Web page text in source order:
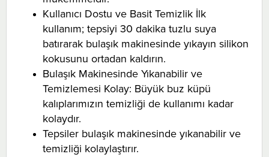
Kullanıcı Dostu ve Basit Temizlik İlk
kullanım; tepsiyi 30 dakika tuzlu suya
batırarak bulaşık makinesinde yıkayın silikon
kokusunu ortadan kaldırın.
Bulaşık Makinesinde Yıkanabilir ve
Temizlemesi Kolay: Büyük buz küpü
kalıplarımızın temizliği de kullanımı kadar
kolaydır.
Tepsiler bulaşık makinesinde yıkanabilir ve
temizliği kolaylaştırır.